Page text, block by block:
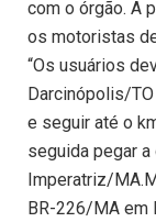
com o órgão. A
os motoristas
“Os usuários
Darcinópolis/
e seguir até o
seguida pegar
Imperatriz/
BR-226/MA em